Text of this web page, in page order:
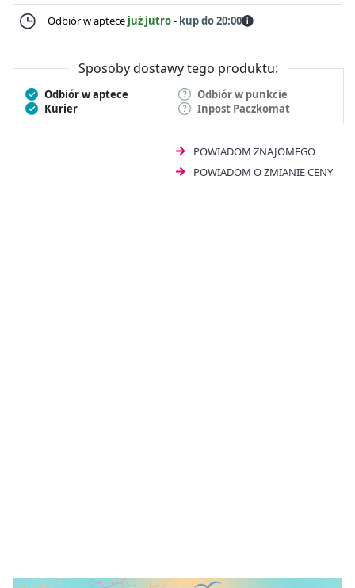
Odbiór w aptece już jutro- kup do 20:00
Sposoby dostawy tego produktu:
Odbiór w aptece
Odbiór w punkcie
Kurier
Inpost Paczkomat
POWIADOM ZNAJOMEGO
POWIADOM O ZMIANIE CENY